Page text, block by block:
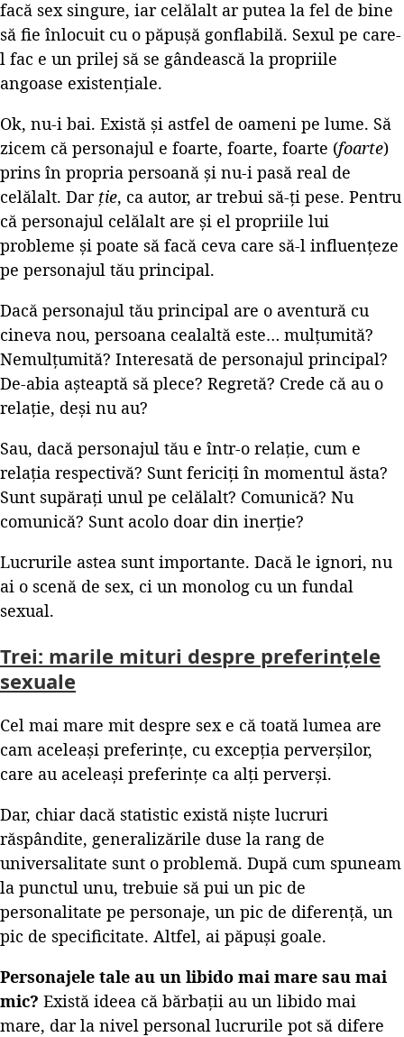
facă sex singure, iar celălalt ar putea la fel de bine
să fie înlocuit cu o păpușă gonflabilă. Sexul pe care-
l fac e un prilej să se gândească la propriile
angoase existențiale.
Ok, nu-i bai. Există și astfel de oameni pe lume. Să
zicem că personajul e foarte, foarte, foarte (foarte)
prins în propria persoană și nu-i pasă real de
celălalt. Dar ție, ca autor, ar trebui să-ți pese. Pentru
că personajul celălalt are și el propriile lui
probleme și poate să facă ceva care să-l influențeze
pe personajul tău principal.
Dacă personajul tău principal are o aventură cu
cineva nou, persoana cealaltă este… mulțumită?
Nemulțumită? Interesată de personajul principal?
De-abia așteaptă să plece? Regretă? Crede că au o
relație, deși nu au?
Sau, dacă personajul tău e într-o relație, cum e
relația respectivă? Sunt fericiți în momentul ăsta?
Sunt supărați unul pe celălalt? Comunică? Nu
comunică? Sunt acolo doar din inerție?
Lucrurile astea sunt importante. Dacă le ignori, nu
ai o scenă de sex, ci un monolog cu un fundal
sexual.
Trei: marile mituri despre preferințele
sexuale
Cel mai mare mit despre sex e că toată lumea are
cam aceleași preferințe, cu excepția perverșilor,
care au aceleași preferințe ca alți perverși.
Dar, chiar dacă statistic există niște lucruri
răspândite, generalizările duse la rang de
universalitate sunt o problemă. După cum spuneam
la punctul unu, trebuie să pui un pic de
personalitate pe personaje, un pic de diferență, un
pic de specificitate. Altfel, ai păpuși goale.
Personajele tale au un libido mai mare sau mai
mic? Există ideea că bărbații au un libido mai
mare, dar la nivel personal lucrurile pot să difere